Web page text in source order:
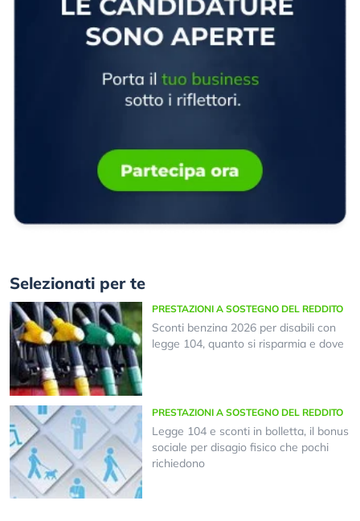
Selezionati per te
PRESTAZIONI A SOSTEGNO DEL REDDITO
Sconti benzina 2026 per disabili con
legge 104, quanto si risparmia e dove
PRESTAZIONI A SOSTEGNO DEL REDDITO
Legge 104 e sconti in bolletta, il bonus
sociale per disagio fisico che pochi
richiedono